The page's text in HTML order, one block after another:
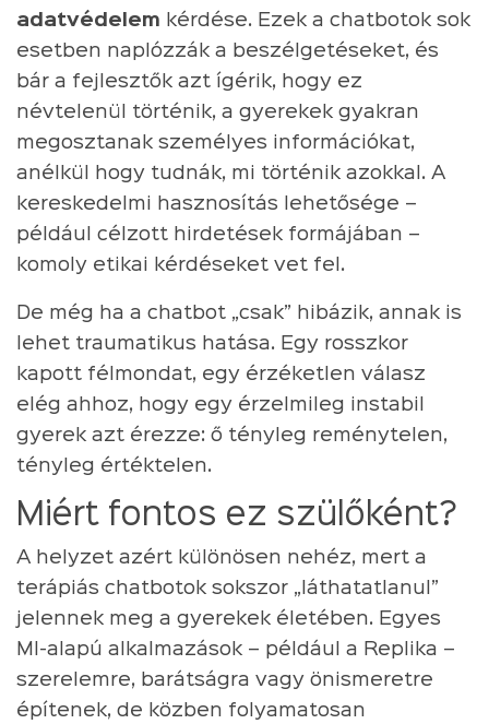
adatvédelem kérdése. Ezek a chatbotok sok
esetben naplózzák a beszélgetéseket, és
bár a fejlesztők azt ígérik, hogy ez
névtelenül történik, a gyerekek gyakran
megosztanak személyes információkat,
anélkül hogy tudnák, mi történik azokkal. A
kereskedelmi hasznosítás lehetősége –
például célzott hirdetések formájában –
komoly etikai kérdéseket vet fel.
De még ha a chatbot „csak” hibázik, annak is
lehet traumatikus hatása. Egy rosszkor
kapott félmondat, egy érzéketlen válasz
elég ahhoz, hogy egy érzelmileg instabil
gyerek azt érezze: ő tényleg reménytelen,
tényleg értéktelen.
Miért fontos ez szülőként?
A helyzet azért különösen nehéz, mert a
terápiás chatbotok sokszor „láthatatlanul”
jelennek meg a gyerekek életében. Egyes
MI-alapú alkalmazások – például a Replika –
szerelemre, barátságra vagy önismeretre
építenek, de közben folyamatosan